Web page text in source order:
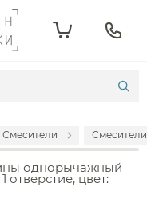
Смесители
однорычажный
цвет: